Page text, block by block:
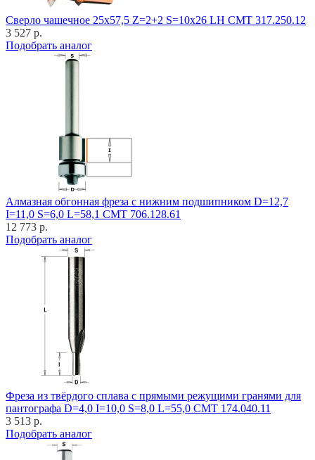
Cверло чашечное 25x57,5 Z=2+2 S=10x26 LH CMT 317.250.12
3 527 р.
Подобрать аналог
Алмазная обгонная фреза с нижним подшипником D=12,7
I=11,0 S=6,0 L=58,1 CMT 706.128.61
12 773 р.
Подобрать аналог
Фреза из твёрдого сплава с прямыми режущими гранями для
пантографа D=4,0 I=10,0 S=8,0 L=55,0 CMT 174.040.11
3 513 р.
Подобрать аналог